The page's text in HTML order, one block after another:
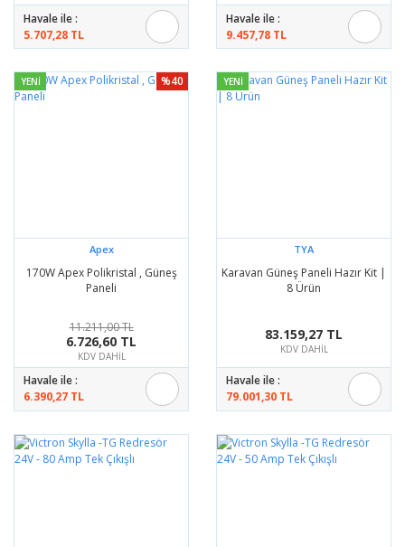
Havale ile :
5.707,28 TL
Havale ile :
9.457,78 TL
%40
YENİ
Apex
170W Apex Polikristal , Güneş
Paneli
11.211,00 TL
6.726,60 TL
KDV DAHİL
Havale ile :
6.390,27 TL
YENİ
TYA
Karavan Güneş Paneli Hazır Kit |
8 Ürün
83.159,27 TL
KDV DAHİL
Havale ile :
79.001,30 TL